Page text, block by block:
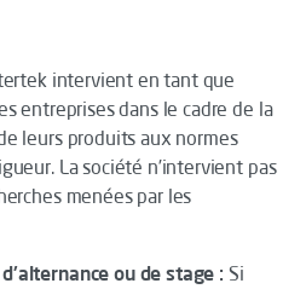
intervient en tant que
entreprises dans le cadre de la
leurs produits aux normes
La société n’intervient pas
menées par les
ou de stage : Si